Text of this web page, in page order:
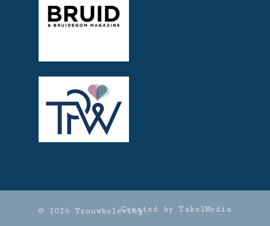
© 2026 Trouwbeleving.Created by Take2Media